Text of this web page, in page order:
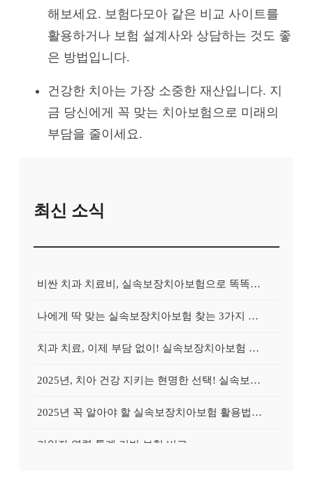
해보세요. 보험다모아 같은 비교 사이트를
활용하거나 보험 설계사와 상담하는 것도 좋
은 방법입니다.
건강한 치아는 가장 소중한 재산입니다. 지
금 당신에게 꼭 맞는 치아보험으로 미래의
부담을 줄이세요.
최신 소식
비싼 치과 치료비, 실속보장치아보험으로 똑똑하게 대비하는 방법
나에게 딱 맞는 실속보장치아보험 찾는 3가지 핵심 질문
치과 치료, 이제 부담 없이! 실속보장치아보험 가입 전략
2025년, 치아 건강 지키는 현명한 선택! 실속보장치아보험 가이드
2025년 꼭 알아야 할 실속보장치아보험 활용법: 숨겨진 혜택 찾기
가입자 연령 통계 기반 보험 비교